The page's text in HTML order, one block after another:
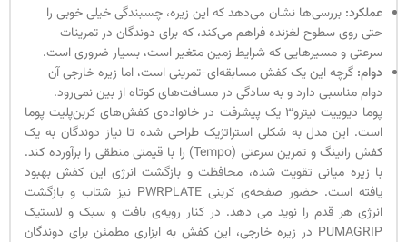
عملکرد: بررسی‌ها نشان می‌دهد که این زیره، چسبندگی خیلی خوبی را
حتی روی سطوح لغزنده فراهم می‌کند، که برای دوندگان در تمرینات
سرعتی و مسیرهایی که شرایط زمین متغیر است، بسیار ضروری است.
دوام: گرچه این یک کفش مسابقه‌ای-تمرینی است، اما زیره خارجی آن
دوام مناسبی دارد و به سادگی در مسافت‌های کوتاه از بین نمی‌رود.
پوما دیوییت نیترو3 یک پیشرفت در خانواده‌ی کفش‌های کربن‌پلیت پوما
است. این مدل به شکلی استراتژیک طراحی شده تا نیاز دوندگان به یک
کفش رانینگ و تمرین سرعتی (Tempo) را با قیمتی منطقی را برآورده کند.
با زیره میانی تقویت شده، محافظت و بازگشت انرژی این کفش بهبود
یافته است. حضور صفحه‌ی کربنی PWRPLATE نیز شتاب و بازگشت
انرژی هر قدم را نوید می دهد. در کنار رویه‌ی بافت و سبک و لاستیک
PUMAGRIP در زیره خارجی، این کفش به ابزاری مطمئن برای دوندگان